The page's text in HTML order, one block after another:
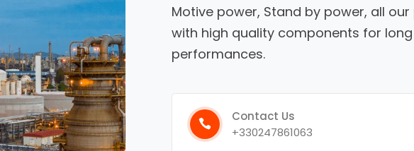
Motive power, Stand by power, all
with high quality components for
performances.
Contact Us
+330247861063